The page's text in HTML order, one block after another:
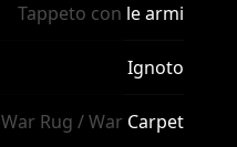
Tappeto con le armi
Ignoto
War Rug / War Carpet